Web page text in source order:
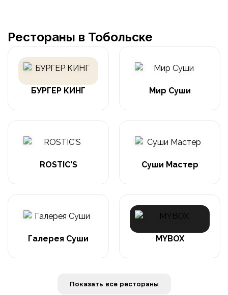
Рестораны в Тобольске
БУРГЕР КИНГ Мир Суши
ROSTIC'S Суши Мастер
Галерея Суши MYBOX
Показать все рестораны